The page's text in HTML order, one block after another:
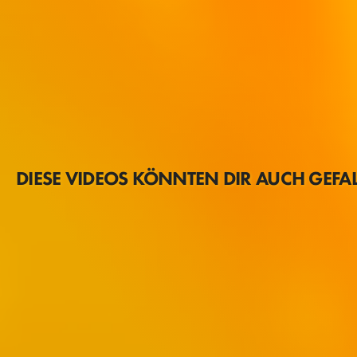
DIESE VIDEOS KÖNNTEN DIR AUCH